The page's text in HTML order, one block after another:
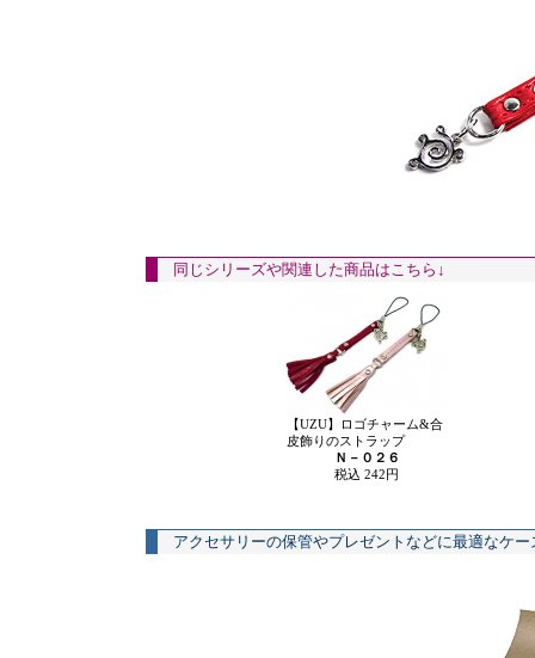
同じシリーズや関連した商品はこちら↓
【UZU】ロゴチャーム&合
皮飾りのストラップ
Ｎ－０２６
税込 242円
アクセサリーの保管やプレゼントなどに最適なケ